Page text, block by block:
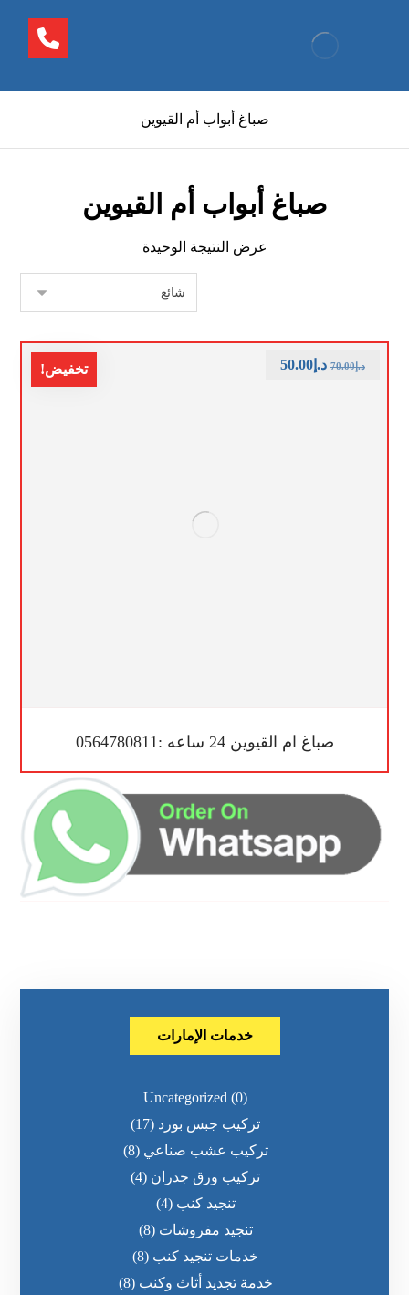
صباغ أبواب أم القيوين
صباغ أبواب أم القيوين
عرض النتيجة الوحيدة
تخفيض!
صباغ ام القيوين 24 ساعه :0564780811
د.إ70.00 د.إ50.00
خدمات الإمارات
Uncategorized (0)
تركيب جبس بورد (17)
تركيب عشب صناعي (8)
تركيب ورق جدران (4)
تنجيد كنب (4)
تنجيد مفروشات (8)
خدمات تنجيد كنب (8)
خدمة تجديد أثاث وكنب (8)